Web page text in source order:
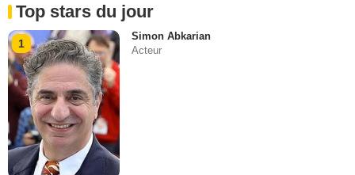
Top stars du jour
1
Simon Abkarian
Acteur